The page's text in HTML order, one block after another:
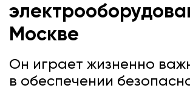
Москве
Он играет жизненно
в обеспечении